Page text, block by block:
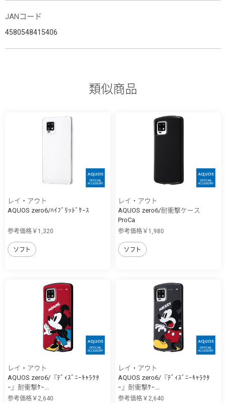
JANコード
4580548415406
類似商品
レイ・アウト
AQUOS zero6/ﾊｲﾌﾞﾘｯﾄﾞｹｰｽ
参考価格￥1,320
ソフト
レイ・アウト
AQUOS zero6/耐衝撃ケース
ProCa
参考価格￥1,980
ソフト
レイ・アウト
AQUOS zero6/『ﾃﾞｨｽﾞﾆｰｷｬﾗｸﾀ
ｰ』耐衝撃ｹｰ...
参考価格￥2,640
レイ・アウト
AQUOS zero6/『ﾃﾞｨｽﾞﾆｰｷｬﾗｸﾀ
ｰ』耐衝撃ｹｰ...
参考価格￥2,640